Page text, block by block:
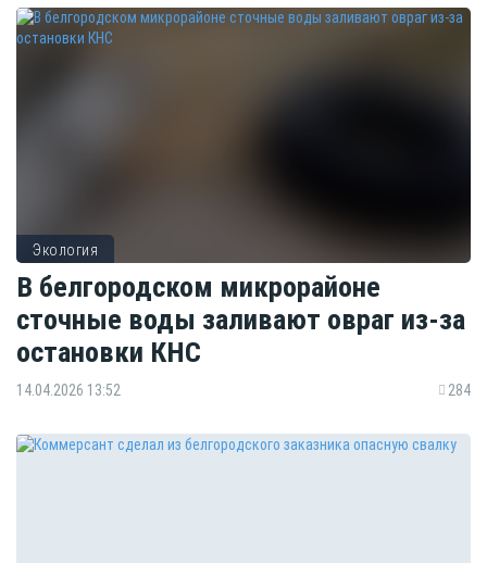
Экология
В белгородском микрорайоне
сточные воды заливают овраг из-за
остановки КНС
14.04.2026 13:52 284